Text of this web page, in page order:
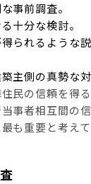
事前調査。
十分な検討。
られるような
主側の真勢な対
民の信頼を得
事者相互間の
も重要と考えて